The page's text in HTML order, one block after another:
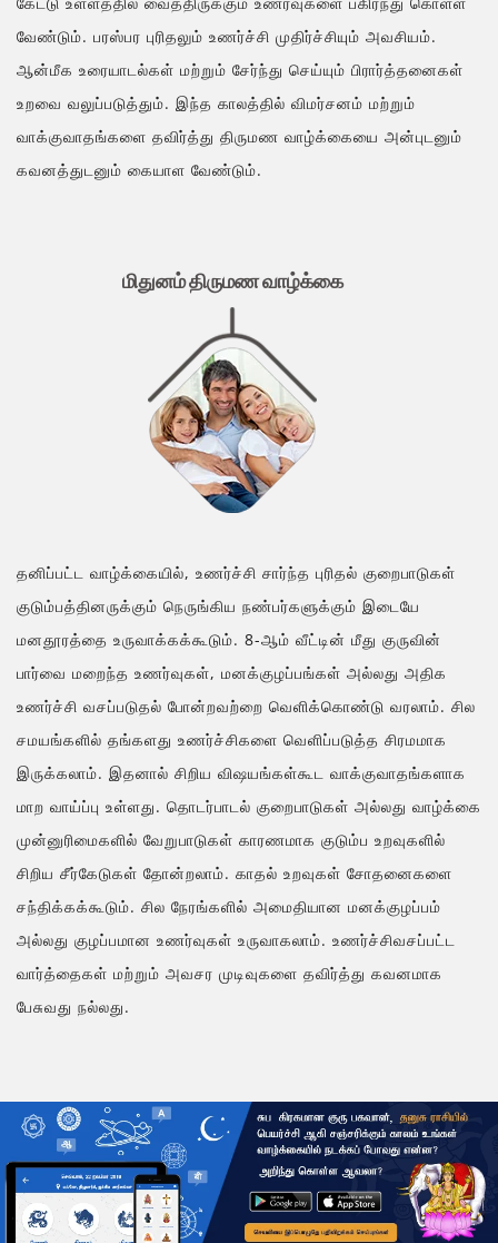
வேண்டும். பரஸ்பர புரிதலும் உணர்ச்சி முதிர்ச்சியும் அவசியம்.
ஆன்மீக உரையாடல்கள் மற்றும் சேர்ந்து செய்யும் பிரார்த்தனைகள்
உறவை வலுப்படுத்தும். இந்த காலத்தில் விமர்சனம் மற்றும்
வாக்குவாதங்களை தவிர்த்து திருமண வாழ்க்கையை அன்புடனும்
கவனத்துடனும் கையாள வேண்டும்.
மிதுனம் திருமண வாழ்க்கை
தனிப்பட்ட வாழ்க்கையில், உணர்ச்சி சார்ந்த புரிதல் குறைபாடுகள்
குடும்பத்தினருக்கும் நெருங்கிய நண்பர்களுக்கும் இடையே
மனதூரத்தை உருவாக்கக்கூடும். 8-ஆம் வீட்டின் மீது குருவின்
பார்வை மறைந்த உணர்வுகள், மனக்குழப்பங்கள் அல்லது அதிக
உணர்ச்சி வசப்படுதல் போன்றவற்றை வெளிக்கொண்டு வரலாம். சில
சமயங்களில் தங்களது உணர்ச்சிகளை வெளிப்படுத்த சிரமமாக
இருக்கலாம். இதனால் சிறிய விஷயங்கள்கூட வாக்குவாதங்களாக
மாற வாய்ப்பு உள்ளது. தொடர்பாடல் குறைபாடுகள் அல்லது வாழ்க்கை
முன்னுரிமைகளில் வேறுபாடுகள் காரணமாக குடும்ப உறவுகளில்
சிறிய சீர்கேடுகள் தோன்றலாம். காதல் உறவுகள் சோதனைகளை
சந்திக்கக்கூடும். சில நேரங்களில் அமைதியான மனக்குழப்பம்
அல்லது குழப்பமான உணர்வுகள் உருவாகலாம். உணர்ச்சிவசப்பட்ட
வார்த்தைகள் மற்றும் அவசர முடிவுகளை தவிர்த்து கவனமாக
பேசுவது நல்லது.